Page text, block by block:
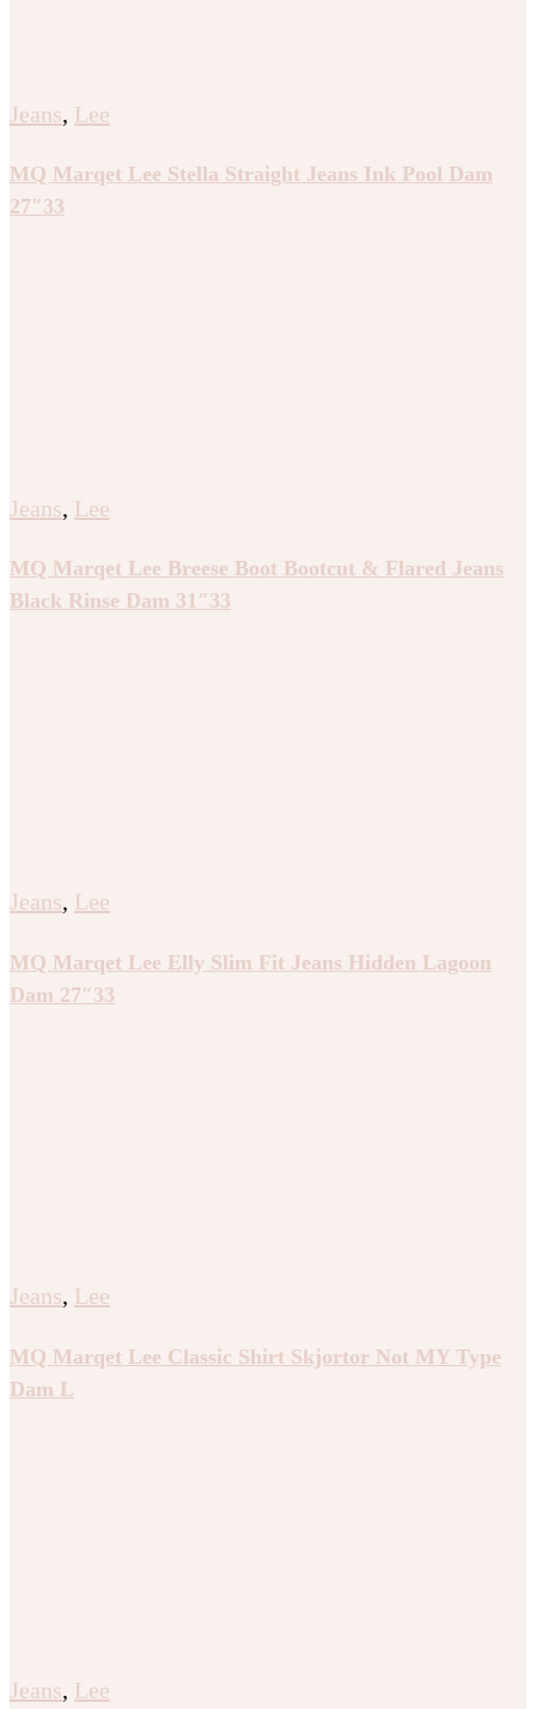
Jeans, Lee
MQ Marqet Lee Stella Straight Jeans Ink Pool Dam
27″33
Jeans, Lee
MQ Marqet Lee Breese Boot Bootcut & Flared Jeans
Black Rinse Dam 31″33
Jeans, Lee
MQ Marqet Lee Elly Slim Fit Jeans Hidden Lagoon
Dam 27″33
Jeans, Lee
MQ Marqet Lee Classic Shirt Skjortor Not MY Type
Dam L
Jeans, Lee